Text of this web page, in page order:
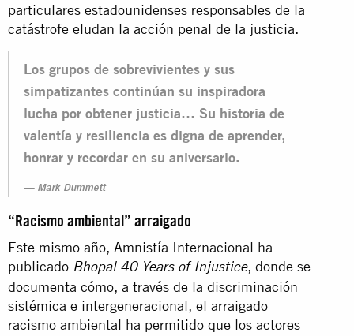
particulares estadounidenses responsables de la
catástrofe eludan la acción penal de la justicia.
Los grupos de sobrevivientes y sus
simpatizantes continúan su inspiradora
lucha por obtener justicia… Su historia de
valentía y resiliencia es digna de aprender,
honrar y recordar en su aniversario.
Mark Dummett
“Racismo ambiental” arraigado
Este mismo año, Amnistía Internacional ha
publicado Bhopal 40 Years of Injustice, donde se
documenta cómo, a través de la discriminación
sistémica e intergeneracional, el arraigado
racismo ambiental ha permitido que los actores